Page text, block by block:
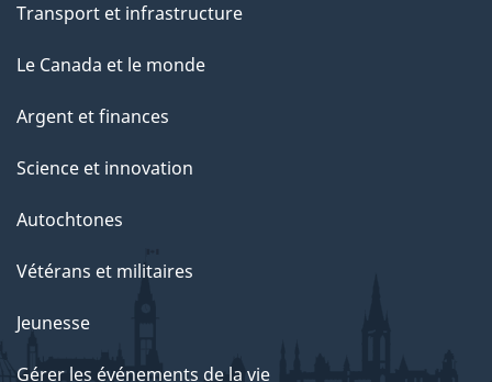
Transport et infrastructure
Le Canada et le monde
Argent et finances
Science et innovation
Autochtones
Vétérans et militaires
Jeunesse
Gérer les événements de la vie